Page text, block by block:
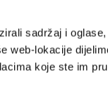
sadržaj i
web-lokacije
koje ste im